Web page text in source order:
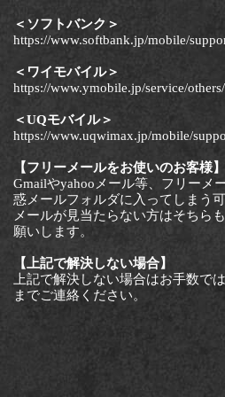
＜ソフトバンク＞
https://www.softbank.jp/mobile/
＜ワイモバイル＞
https://www.ymobile.jp/service/
＜UQモバイル＞
https://www.uqwimax.jp/mobile/
【フリーメールをお使いのお客様】
Gmailやyahooメール等、フリーメ
惑メールフォルダに入ってしまう
メールが見当たらない方はそちら
願いします。
【上記で解決しない場合】
上記で解決しない場合はお手数で
までご連絡ください。